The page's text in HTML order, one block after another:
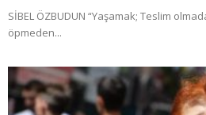
SİBEL ÖZBUDUN “Yaşamak; Teslim
öpmeden...